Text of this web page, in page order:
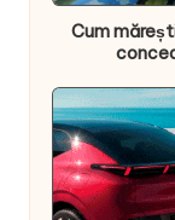
Cum